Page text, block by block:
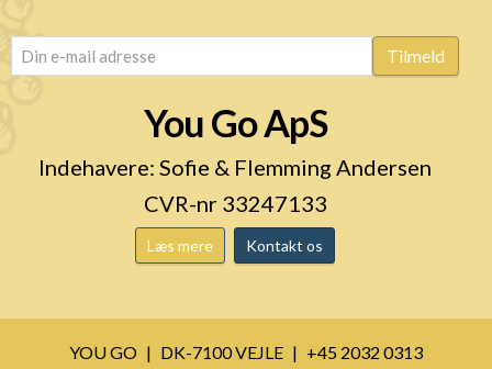
email (Påkrævet) Tilmeld
You Go ApS
Indehavere: Sofie & Flemming Andersen
CVR-nr 33247133
Læs mere Kontakt os
YOU GO DK-7100 VEJLE
+45 2032 0313